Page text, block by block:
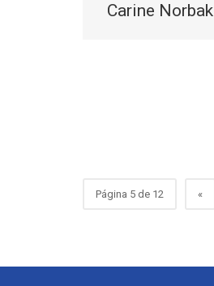
Carine Norbak
Página 5 de 12 «